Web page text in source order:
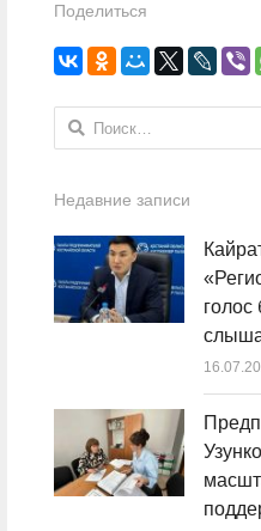
Поделиться
Найти:
Недавние записи
голос